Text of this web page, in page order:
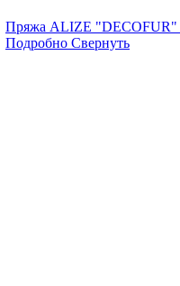
Пряжа ALIZE "DECOFUR"
Подробно Свернуть